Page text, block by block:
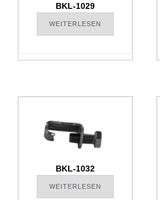
BKL-1029
WEITERLESEN
BKL-1032
WEITERLESEN